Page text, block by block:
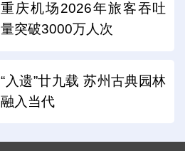
重庆机场2026年旅客吞吐
量突破3000万人次
“入遗”廿九载 苏州古典园林
融入当代